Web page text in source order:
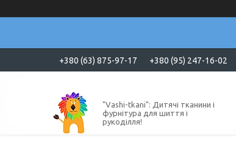
+380 (63) 875-97-17 +380 (95) 247-16-02
"Vashi-tkani": Дитячі тканини і
фурнітура для шиття і
рукоділля!